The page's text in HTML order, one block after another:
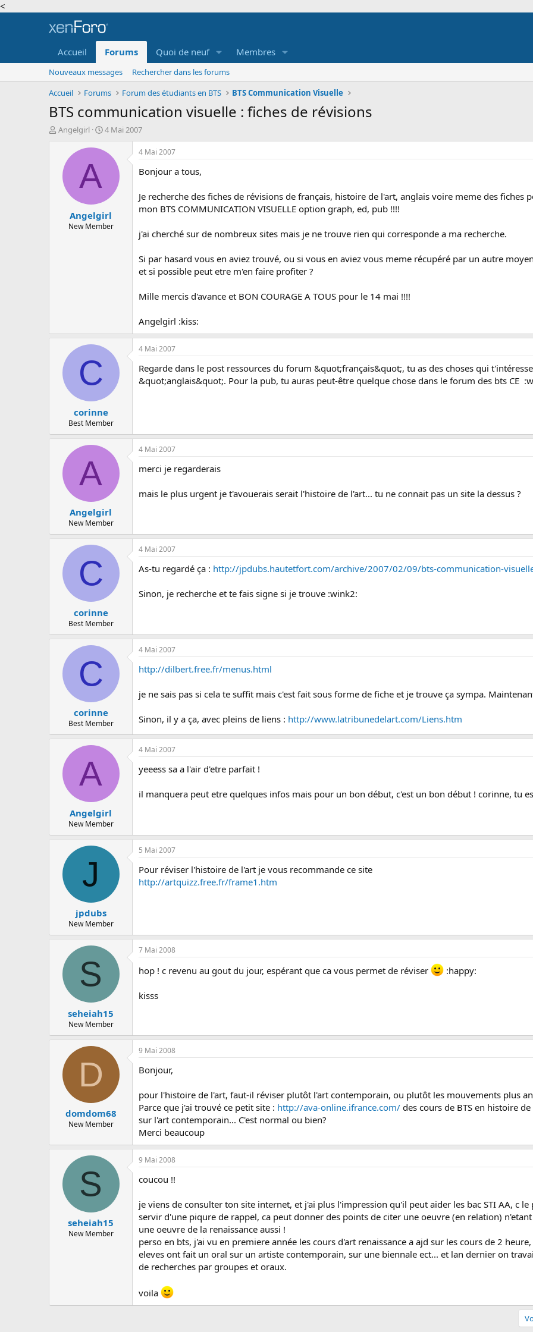
<
Accueil Forums Quoi de neuf Membres
Nouveaux messages
Rechercher dans les forums
Accueil
Forums Forum des étudiants en BTS BTS Communication Visuelle
BTS communication visuelle : fiches de révisions
A
n
Angelgirl
D
t
é
b
u
4 Mai 2007
A
Angelgirl
New Member
4 Mai 2007
Bonjour a tous,
Je recherche des fiches de révisions de français, histoire de l'art, anglais voire meme des
mon BTS COMMUNICATION VISUELLE option graph, ed, pub !!!!
j'ai cherché sur de nombreux sites mais je ne trouve rien qui corresponde a ma recherche.
Si par hasard vous en aviez trouvé, ou si vous en aviez vous meme récupéré par un autre
et si possible peut etre m'en faire profiter ?
Mille mercis d'avance et BON COURAGE A TOUS pour le 14 mai !!!!
Angelgirl :kiss:
C
corinne
Best Member
4 Mai 2007
Regarde dans le post ressources du forum &quot;français&quot;, tu as des choses qui
&quot;anglais&quot;. Pour la pub, tu auras peut-être quelque chose dans le forum des bts CE
A
Angelgirl
New Member
4 Mai 2007
merci je regarderais
mais le plus urgent je t'avouerais serait l'histoire de l'art... tu ne connait pas un site la dessus ?
C
corinne
Best Member
4 Mai 2007
As-tu regardé ça : http://jpdubs.hautetfort.com/archive/2007/02/09/bts-communication-
Sinon, je recherche et te fais signe si je trouve :wink2:
C
corinne
Best Member
4 Mai 2007
http://dilbert.free.fr/menus.html
je ne sais pas si cela te suffit mais c'est fait sous forme de fiche et je trouve ça sympa.
Sinon, il y a ça, avec pleins de liens : http://www.latribunedelart.com/Liens.htm
A
Angelgirl
New Member
4 Mai 2007
yeeess sa a l'air d'etre parfait !
il manquera peut etre quelques infos mais pour un bon début, c'est un bon début ! corinne, tu
J
jpdubs
New Member
5 Mai 2007
Pour réviser l'histoire de l'art je vous recommande ce site
http://artquizz.free.fr/frame1.htm
S
seheiah15
New Member
7 Mai 2008
hop ! c revenu au gout du jour, espérant que ca vous permet de réviser :happy:
kisss
D
domdom68
New Member
9 Mai 2008
Bonjour,
pour l'histoire de l'art, faut-il réviser plutôt l'art contemporain, ou plutôt les mouvements plus
Parce que j'ai trouvé ce petit site : http://ava-online.ifrance.com/ des cours de BTS en histoire
sur l'art contemporain... C'est normal ou bien?
Merci beaucoup
S
seheiah15
New Member
9 Mai 2008
coucou !!
je viens de consulter ton site internet, et j'ai plus l'impression qu'il peut aider les bac STI AA, c
servir d'une piqure de rappel, ca peut donner des points de citer une oeuvre (en relation)
une oeuvre de la renaissance aussi !
perso en bts, j'ai vu en premiere année les cours d'art renaissance a ajd sur les cours de 2
eleves ont fait un oral sur un artiste contemporain, sur une biennale ect... et lan dernier on
de recherches par groupes et oraux.
voila